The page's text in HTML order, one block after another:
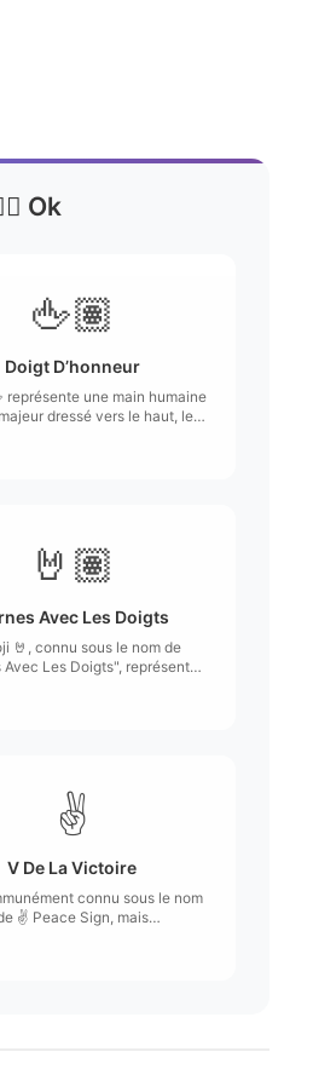
Ok
🖕🏽
Doigt D’honneur
représente une main humaine
dressé vers le haut, les
🤘🏽
Avec Les Doigts
🤘, connu sous le nom de
Avec Les Doigts", représente
✌️
V De La Victoire
connu sous le nom
✌️ Peace Sign, mais